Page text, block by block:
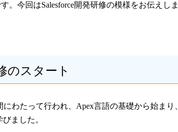
。今回はSalesforce開発研修の模様をお伝えし
のスタート
にわたって行われ、Apex言語の基礎から始まり
ました。